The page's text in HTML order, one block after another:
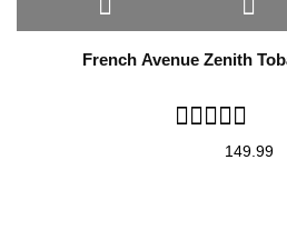
French Avenue Zenith
149.99